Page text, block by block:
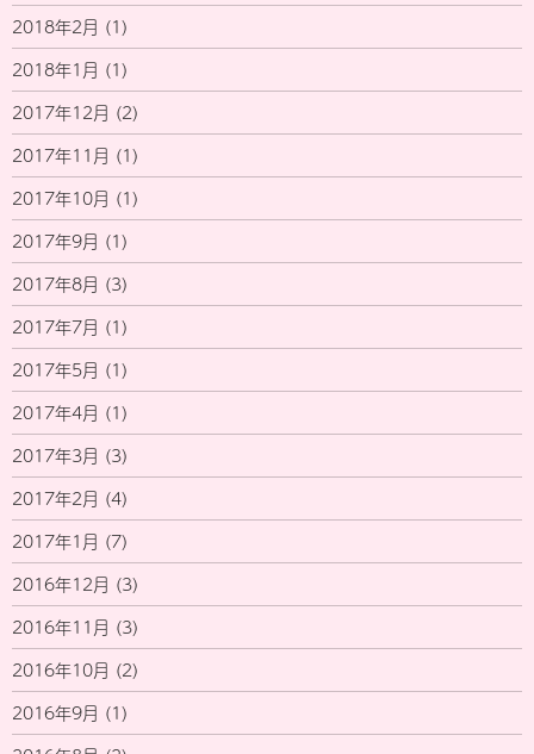
2018年2月 (1)
2018年1月 (1)
2017年12月 (2)
2017年11月 (1)
2017年10月 (1)
2017年9月 (1)
2017年8月 (3)
2017年7月 (1)
2017年5月 (1)
2017年4月 (1)
2017年3月 (3)
2017年2月 (4)
2017年1月 (7)
2016年12月 (3)
2016年11月 (3)
2016年10月 (2)
2016年9月 (1)